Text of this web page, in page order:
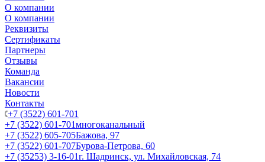
О компании
О компании
Реквизиты
Сертификаты
Партнеры
Отзывы
Команда
Вакансии
Новости
Контакты
+7 (3522) 601-701
+7 (3522) 601-701многоканальный
+7 (3522) 605-705Бажова, 97
+7 (3522) 601-707Бурова-Петрова, 60
+7 (35253) 3-16-01г. Шадринск, ул. Михайловская, 74